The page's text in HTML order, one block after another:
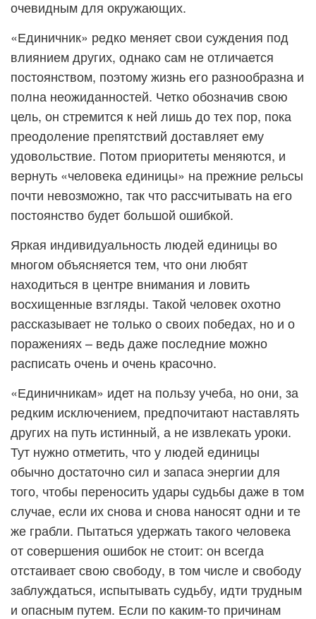
очевидным для окружающих.
«Единичник» редко меняет свои суждения под
влиянием других, однако сам не отличается
постоянством, поэтому жизнь его разнообразна и
полна неожиданностей. Четко обозначив свою
цель, он стремится к ней лишь до тех пор, пока
преодоление препятствий доставляет ему
удовольствие. Потом приоритеты меняются, и
вернуть «человека единицы» на прежние рельсы
почти невозможно, так что рассчитывать на его
постоянство будет большой ошибкой.
Яркая индивидуальность людей единицы во
многом объясняется тем, что они любят
находиться в центре внимания и ловить
восхищенные взгляды. Такой человек охотно
рассказывает не только о своих победах, но и о
поражениях – ведь даже последние можно
расписать очень и очень красочно.
«Единичникам» идет на пользу учеба, но они, за
редким исключением, предпочитают наставлять
других на путь истинный, а не извлекать уроки.
Тут нужно отметить, что у людей единицы
обычно достаточно сил и запаса энергии для
того, чтобы переносить удары судьбы даже в том
случае, если их снова и снова наносят одни и те
же грабли. Пытаться удержать такого человека
от совершения ошибок не стоит: он всегда
отстаивает свою свободу, в том числе и свободу
заблуждаться, испытывать судьбу, идти трудным
и опасным путем. Если по каким-то причинам